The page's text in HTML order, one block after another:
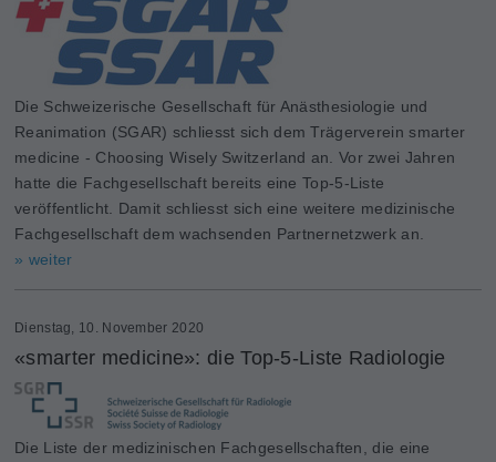
Die Schweizerische Gesellschaft für Anästhesiologie und
Reanimation (SGAR) schliesst sich dem Trägerverein smarter
medicine - Choosing Wisely Switzerland an. Vor zwei Jahren
hatte die Fachgesellschaft bereits eine Top-5-Liste
veröffentlicht. Damit schliesst sich eine weitere medizinische
Fachgesellschaft dem wachsenden Partnernetzwerk an.
» weiter
Dienstag, 10. November 2020
«smarter medicine»: die Top-5-Liste Radiologie
Die Liste der medizinischen Fachgesellschaften, die eine